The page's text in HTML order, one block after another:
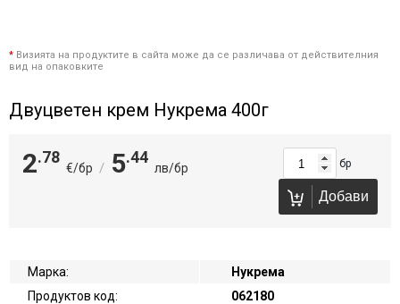
* Визията на продуктите в сайта може да се различава от действителния
вид на опаковките
Двуцветен крем Нукрема 400г
2.78
€/бр / 5.44
лв/бр бр
Добави
Марка:
Нукрема
Продуктов код:
062180